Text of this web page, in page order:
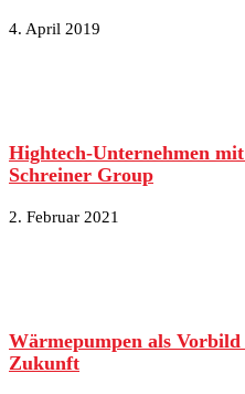
4. April 2019
Hightech-Unternehmen
Schreiner Group
2. Februar 2021
Wärmepumpen als
Zukunft